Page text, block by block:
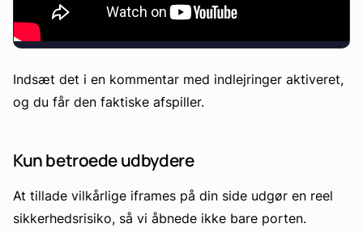
Indsæt det i en kommentar med indlejringer aktiveret,
og du får den faktiske afspiller.
Kun betroede udbydere
At tillade vilkårlige iframes på din side udgør en reel
sikkerhedsrisiko, så vi åbnede ikke bare porten.